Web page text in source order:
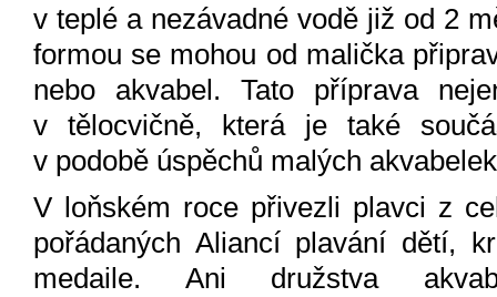
v teplé a nezávadné vodě již od 2
formou se mohou od malička
nebo akvabel. Tato příprava
v tělocvičně, která je také
v podobě úspěchů malých
V loňském roce přivezli plavci z
pořádaných Aliancí plavání dětí,
medaile. Ani družstva